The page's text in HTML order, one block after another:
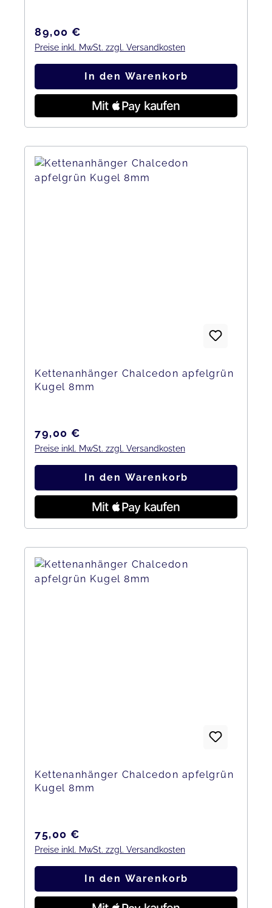
Regulärer Preis:
89,00 €
Preise inkl. MwSt. zzgl. Versandkosten
In den Warenkorb
Kettenanhänger Chalcedon apfelgrün
Kugel 8mm
Regulärer Preis:
79,00 €
Preise inkl. MwSt. zzgl. Versandkosten
In den Warenkorb
Kettenanhänger Chalcedon apfelgrün
Kugel 8mm
Regulärer Preis:
75,00 €
Preise inkl. MwSt. zzgl. Versandkosten
In den Warenkorb